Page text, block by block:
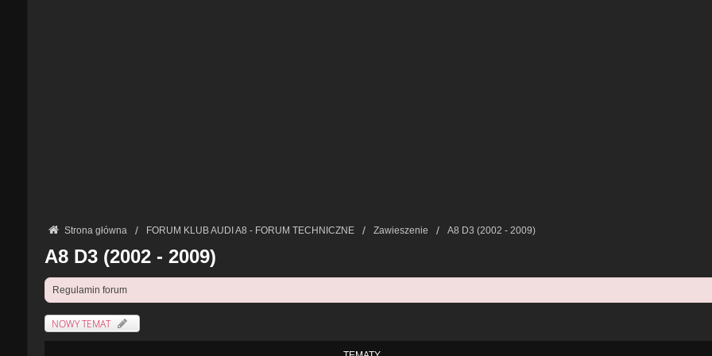
Strona główna FORUM KLUB AUDI A8 - FORUM TECHNICZNE Zawieszenie A8 D3 (2002 - 2009)
A8 D3 (2002 - 2009)
Regulamin forum
NOWY TEMAT